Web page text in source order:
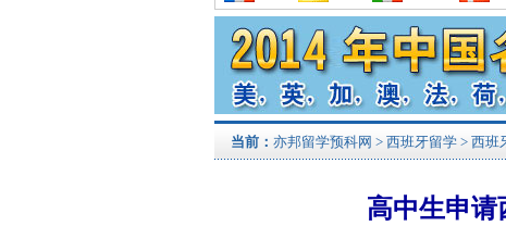
当前： 亦邦留学预科网 > 西班牙留学 > 西班
高中生申请